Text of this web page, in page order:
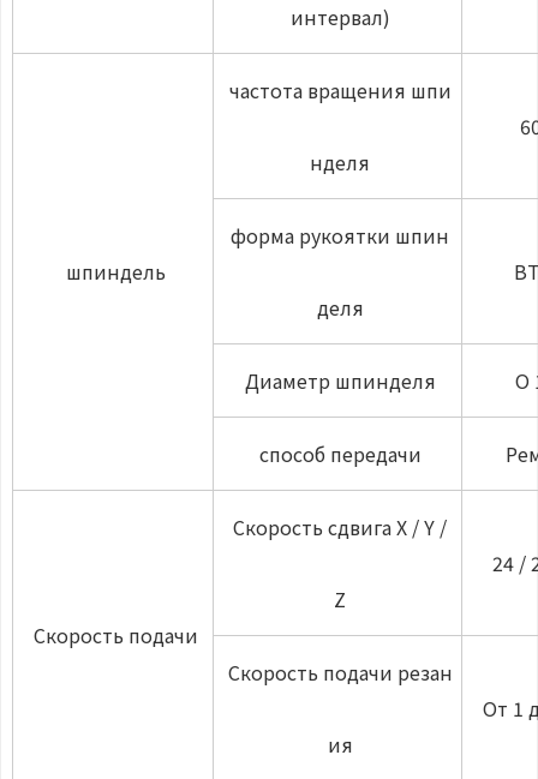
интервал)
шпиндель
частота вращения шпи
нделя
форма рукоятки шпин
деля
Диаметр шпинделя О
способ передачи
Скорость подачи
Скорость сдвига X / Y /
Z
24 /
Скорость подачи резан
ия
От 1